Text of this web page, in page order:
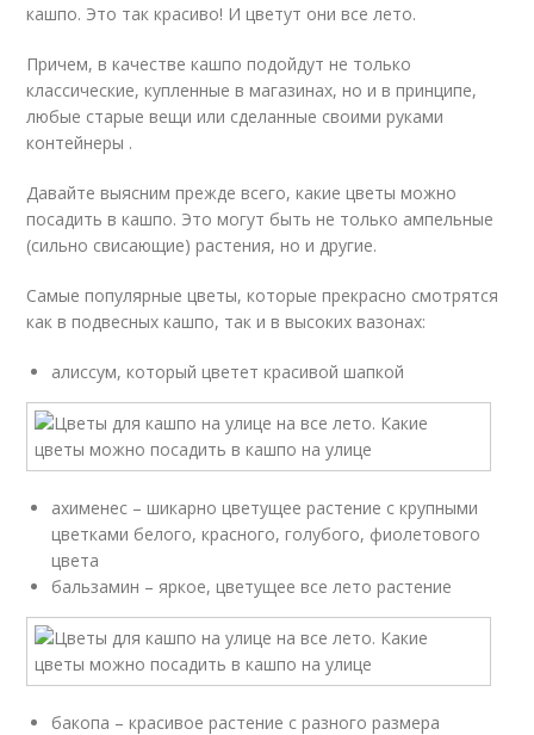
кашпо. Это так красиво! И цветут они все лето.
Причем, в качестве кашпо подойдут не только
классические, купленные в магазинах, но и в принципе,
любые старые вещи или сделанные своими руками
контейнеры .
Давайте выясним прежде всего, какие цветы можно
посадить в кашпо. Это могут быть не только ампельные
(сильно свисающие) растения, но и другие.
Самые популярные цветы, которые прекрасно смотрятся
как в подвесных кашпо, так и в высоких вазонах:
алиссум, который цветет красивой шапкой
ахименес – шикарно цветущее растение с крупными
цветками белого, красного, голубого, фиолетового
цвета
бальзамин – яркое, цветущее все лето растение
бакопа – красивое растение с разного размера